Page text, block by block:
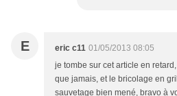
E eric c11 01/05/2013 08:05
je tombe sur cet article en
que jamais, et le bricolage en
sauvetage bien mené, bravo à